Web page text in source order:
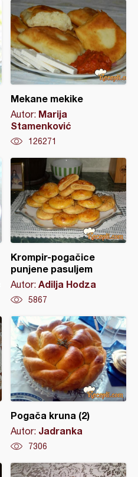
Mekane mekike
Autor: Marija
Stamenković
126271
Krompir-pogačice
punjene pasuljem
Autor: Adilja Hodza
5867
Pogača kruna (2)
Autor: Jadranka
7306